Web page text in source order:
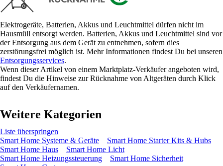
Elektrogeräte, Batterien, Akkus und Leuchtmittel dürfen nicht im
Hausmüll entsorgt werden. Batterien, Akkus und Leuchtmittel sind vor
der Entsorgung aus dem Gerät zu entnehmen, sofern dies
zerstörungsfrei möglich ist. Mehr Informationen findest Du bei unseren
Entsorgungsservices.
Wenn dieser Artikel von einem Marktplatz-Verkäufer angeboten wird,
findest Du die Hinweise zur Rücknahme von Altgeräten durch Klick
auf den Verkäufernamen.
Weitere Kategorien
Liste überspringen
Smart Home Systeme & Geräte
Smart Home Starter Kits & Hubs
Smart Home Haus
Smart Home Licht
Smart Home Heizungssteuerung
Smart Home Sicherheit